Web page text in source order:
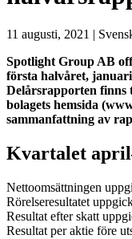
11 augusti, 2021 |
Spotlight Group AB
första halvåret,
Delårsrapporten finns
bolagets hemsida
sammanfattning av
Kvartalet
Nettoomsättningen
Rörelseresultatet
Resultat efter skatt
Resultat per aktie före